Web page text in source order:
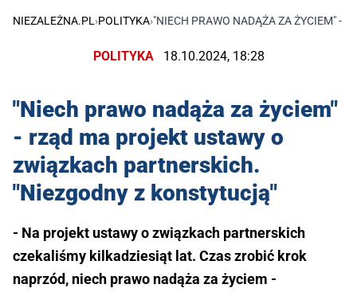
NIEZALEŻNA.PL ›POLITYKA›"NIECH PRAWO NADĄŻA ZA ŻYCIEM" -
POLITYKA 18.10.2024, 18:28
"Niech prawo nadąża za życiem"
- rząd ma projekt ustawy o
związkach partnerskich.
"Niezgodny z konstytucją"
- Na projekt ustawy o związkach partnerskich
czekaliśmy kilkadziesiąt lat. Czas zrobić krok
naprzód, niech prawo nadąża za życiem -